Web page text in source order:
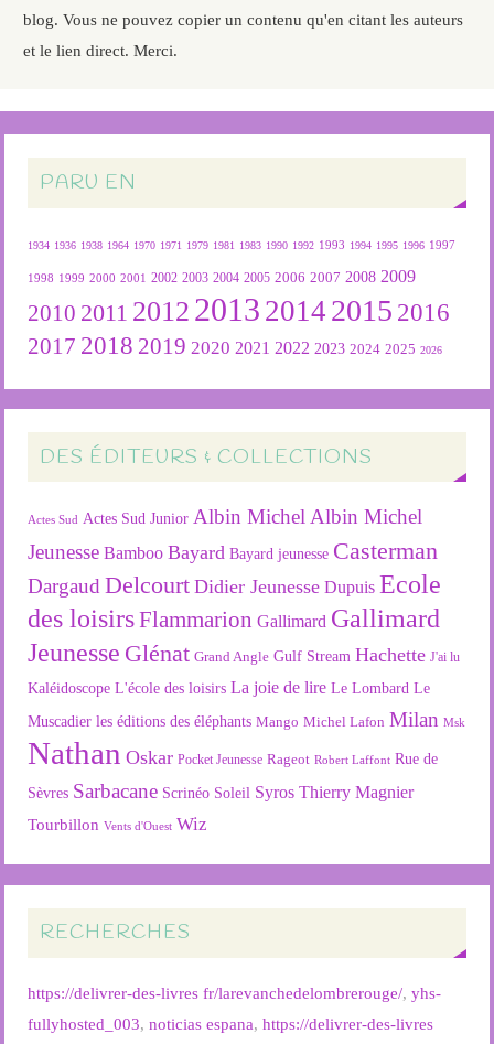
blog. Vous ne pouvez copier un contenu qu'en citant les auteurs
et le lien direct. Merci.
PARU EN
1934 1936 1938 1964 1970 1971 1979 1981 1983 1990 1992 1993 1994 1995 1996 1997
1998 1999 2000 2001 2002 2003 2004 2005 2006 2007 2008 2009
2010 2011 2012 2013 2014 2015 2016
2017 2018 2019 2020 2021 2022 2023 2024 2025 2026
DES ÉDITEURS & COLLECTIONS
Actes Sud Actes Sud Junior Albin Michel Albin Michel
Jeunesse Bamboo Bayard Bayard jeunesse Casterman
Dargaud Delcourt Didier Jeunesse Dupuis Ecole
des loisirsFlammarion Gallimard Gallimard
Jeunesse Glénat Grand Angle Gulf Stream Hachette J'ai lu
Kaléidoscope L'école des loisirs La joie de lire Le Lombard Le
Muscadier les éditions des éléphants Mango Michel Lafon Milan Msk
Nathan Oskar Pocket Jeunesse Rageot Robert Laffont Rue de
Sèvres Sarbacane Scrinéo Soleil Syros Thierry Magnier
Tourbillon Vents d'Ouest Wiz
RECHERCHES
https://delivrer-des-livres fr/larevanchedelombrerouge/,yhs-
fullyhosted_003,noticias espana,https://delivrer-des-livres